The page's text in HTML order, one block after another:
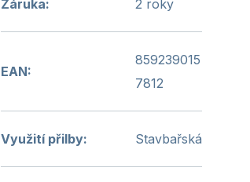
Záruka: 2 roky
EAN:
859239015
7812
Využití přilby: Stavbařská